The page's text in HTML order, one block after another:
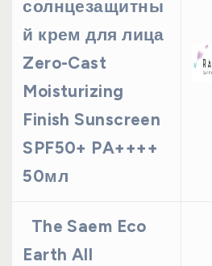
солнцезащитны
й крем для лица
Zero-Cast
Moisturizing
Finish Sunscreen
SPF50+ PA++++
50мл
The Saem Eco
Earth All